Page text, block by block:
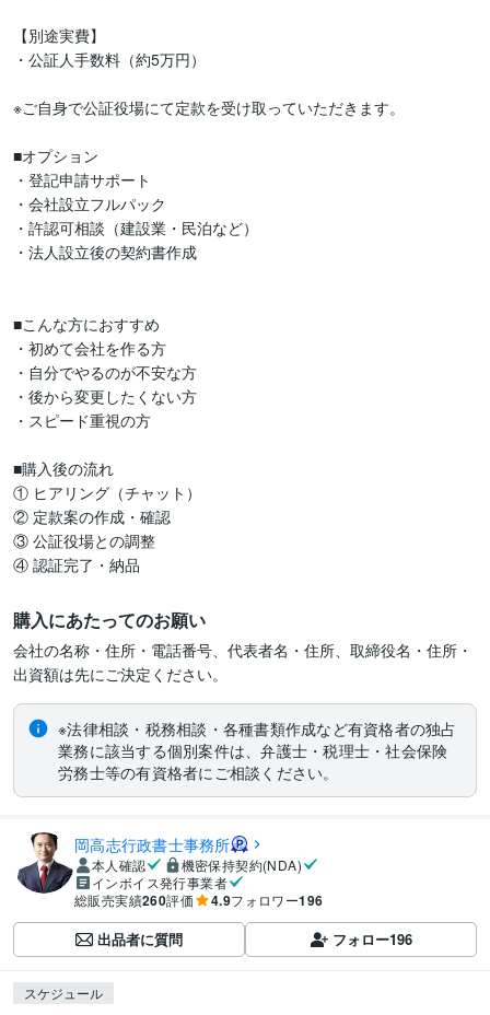
【別途実費】
・公証人手数料（約5万円）
※ご自身で公証役場にて定款を受け取っていただきます。
■オプション
・登記申請サポート
・会社設立フルパック
・許認可相談（建設業・民泊など）
・法人設立後の契約書作成
■こんな方におすすめ
・初めて会社を作る方
・自分でやるのが不安な方
・後から変更したくない方
・スピード重視の方
■購入後の流れ
① ヒアリング（チャット）
② 定款案の作成・確認
③ 公証役場との調整
購入にあたってのお願い
会社の名称・住所・電話番号、代表者名・住所、取締役名・住所・
出資額は先にご決定ください。
※法律相談・税務相談・各種書類作成など有資格者の独占
業務に該当する個別案件は、弁護士・税理士・社会保険
労務士等の有資格者にご相談ください。
岡高志行政書士事務所
本人確認
機密保持契約(NDA)
インボイス発行事業者
総販売実績260評価 4.9フォロワー196
出品者に質問 フォロー196
スケジュール